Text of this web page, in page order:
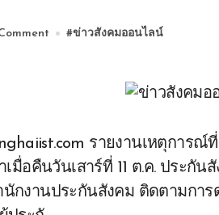
#ข่าวสังคมออนไลน์
รายงานเหตุการ
เมื่อคืนวันเสาร์ที่ 11 ต.ค. ประกั
นักงานประกันสังคม ติดตามกา